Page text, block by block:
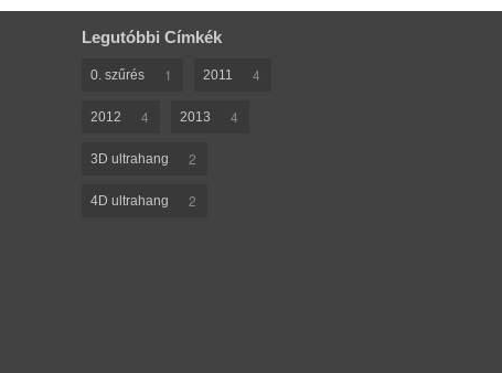
Legutóbbi Címkék
0. szűrés 1 2011 4
2012 4 2013 4
3D ultrahang 2
4D ultrahang 2